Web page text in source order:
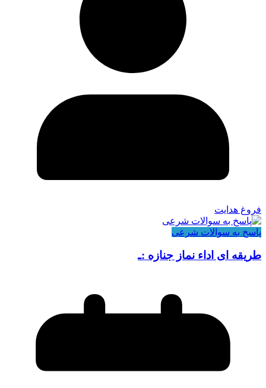
فروغ هدایت
پاسخ به سوالات شرعی
طریقه ای اداء نماز جنازه :ـ